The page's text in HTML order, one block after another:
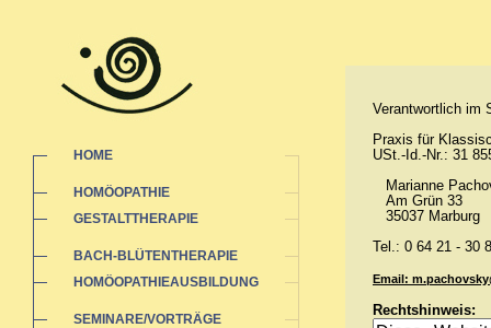
HOME
HOMÖOPATHIE
GESTALTTHERAPIE
BACH-BLÜTENTHERAPIE
HOMÖOPATHIEAUSBILDUNG
SEMINARE/VORTRÄGE
Verantwortlich im
Praxis für
USt.-Id.-Nr.: 31
Marianne
Am Grün 33
35037 Marburg
Tel.: 0 64 21 - 30
Email:
Rechtshinweis: